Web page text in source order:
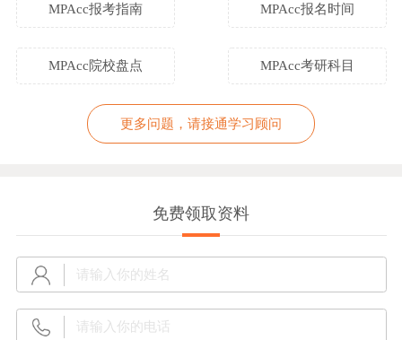
MPAcc报考指南 MPAcc报名时间
MPAcc院校盘点 MPAcc考研科目
更多问题，请接通学习顾问
免费领取资料